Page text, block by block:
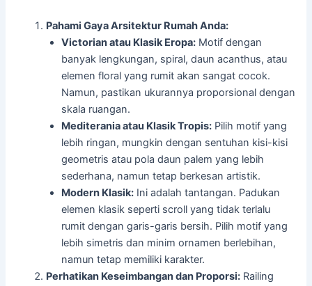
Pahami Gaya Arsitektur Rumah Anda:
Victorian atau Klasik Eropa: Motif dengan
banyak lengkungan, spiral, daun acanthus, atau
elemen floral yang rumit akan sangat cocok.
Namun, pastikan ukurannya proporsional dengan
skala ruangan.
Mediterania atau Klasik Tropis: Pilih motif yang
lebih ringan, mungkin dengan sentuhan kisi-kisi
geometris atau pola daun palem yang lebih
sederhana, namun tetap berkesan artistik.
Modern Klasik: Ini adalah tantangan. Padukan
elemen klasik seperti scroll yang tidak terlalu
rumit dengan garis-garis bersih. Pilih motif yang
lebih simetris dan minim ornamen berlebihan,
namun tetap memiliki karakter.
Perhatikan Keseimbangan dan Proporsi: Railing